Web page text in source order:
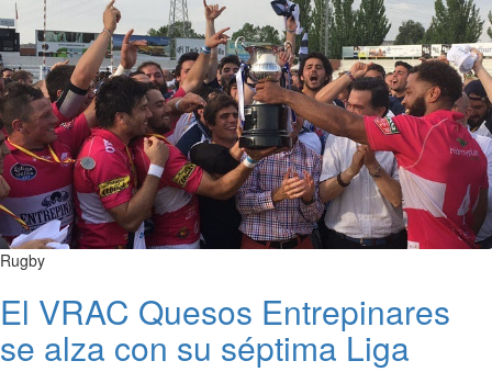
Rugby
El VRAC Quesos Entrepinares
se alza con su séptima Liga